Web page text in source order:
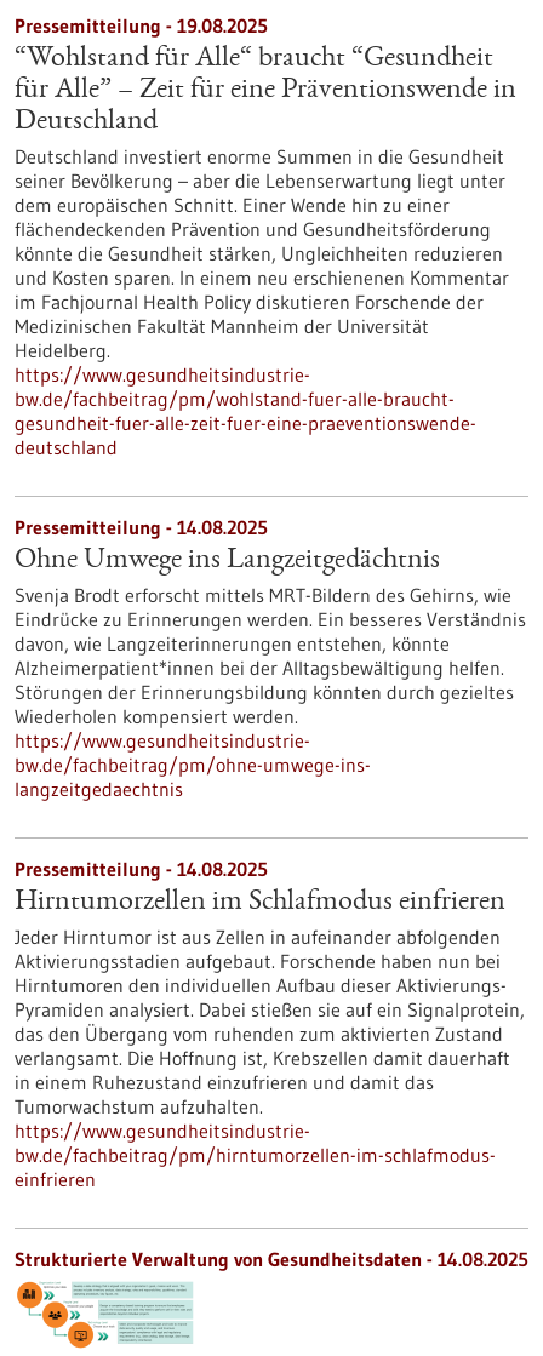
Pressemitteilung - 19.08.2025
“Wohlstand für Alle“ braucht “Gesundheit
für Alle” – Zeit für eine Präventionswende in
Deutschland
Deutschland investiert enorme Summen in die Gesundheit
seiner Bevölkerung – aber die Lebenserwartung liegt unter
dem europäischen Schnitt. Einer Wende hin zu einer
flächendeckenden Prävention und Gesundheitsförderung
könnte die Gesundheit stärken, Ungleichheiten reduzieren
und Kosten sparen. In einem neu erschienenen Kommentar
im Fachjournal Health Policy diskutieren Forschende der
Medizinischen Fakultät Mannheim der Universität
Heidelberg.
https://www.gesundheitsindustrie-
bw.de/fachbeitrag/pm/wohlstand-fuer-alle-braucht-
gesundheit-fuer-alle-zeit-fuer-eine-praeventionswende-
deutschland
Pressemitteilung - 14.08.2025
Ohne Umwege ins Langzeitgedächtnis
Svenja Brodt erforscht mittels MRT-Bildern des Gehirns, wie
Eindrücke zu Erinnerungen werden. Ein besseres Verständnis
davon, wie Langzeiterinnerungen entstehen, könnte
Alzheimerpatient*innen bei der Alltagsbewältigung helfen.
Störungen der Erinnerungsbildung könnten durch gezieltes
Wiederholen kompensiert werden.
https://www.gesundheitsindustrie-
bw.de/fachbeitrag/pm/ohne-umwege-ins-
langzeitgedaechtnis
Pressemitteilung - 14.08.2025
Hirntumorzellen im Schlafmodus einfrieren
Jeder Hirntumor ist aus Zellen in aufeinander abfolgenden
Aktivierungsstadien aufgebaut. Forschende haben nun bei
Hirntumoren den individuellen Aufbau dieser Aktivierungs-
Pyramiden analysiert. Dabei stießen sie auf ein Signalprotein,
das den Übergang vom ruhenden zum aktivierten Zustand
verlangsamt. Die Hoffnung ist, Krebszellen damit dauerhaft
in einem Ruhezustand einzufrieren und damit das
Tumorwachstum aufzuhalten.
https://www.gesundheitsindustrie-
bw.de/fachbeitrag/pm/hirntumorzellen-im-schlafmodus-
einfrieren
Strukturierte Verwaltung von Gesundheitsdaten - 14.08.2025